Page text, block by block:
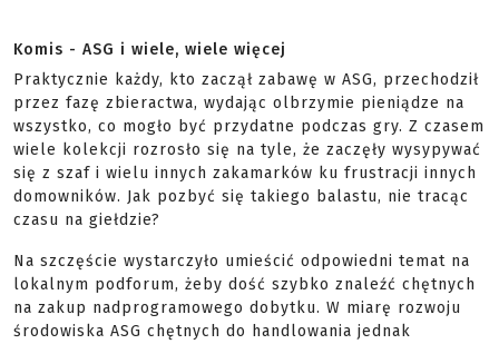
Komis - ASG i wiele, wiele więcej
Praktycznie każdy, kto zaczął zabawę w ASG, przechodził
przez fazę zbieractwa, wydając olbrzymie pieniądze na
wszystko, co mogło być przydatne podczas gry. Z czasem
wiele kolekcji rozrosło się na tyle, że zaczęły wysypywać
się z szaf i wielu innych zakamarków ku frustracji innych
domowników. Jak pozbyć się takiego balastu, nie tracąc
czasu na giełdzie?
Na szczęście wystarczyło umieścić odpowiedni temat na
lokalnym podforum, żeby dość szybko znaleźć chętnych
na zakup nadprogramowego dobytku. W miarę rozwoju
środowiska ASG chętnych do handlowania jednak